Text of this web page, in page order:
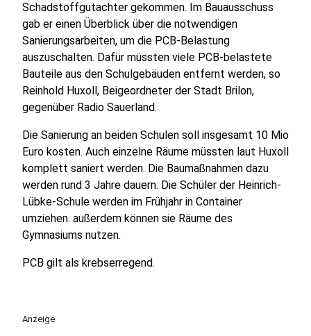
Schadstoffgutachter gekommen. Im Bauausschuss
gab er einen Überblick über die notwendigen
Sanierungsarbeiten, um die PCB-Belastung
auszuschalten. Dafür müssten viele PCB-belastete
Bauteile aus den Schulgebäuden entfernt werden, so
Reinhold Huxoll, Beigeordneter der Stadt Brilon,
gegenüber Radio Sauerland.
Die Sanierung an beiden Schulen soll insgesamt 10 Mio
Euro kosten. Auch einzelne Räume müssten laut Huxoll
komplett saniert werden. Die Baumaßnahmen dazu
werden rund 3 Jahre dauern. Die Schüler der Heinrich-
Lübke-Schule werden im Frühjahr in Container
umziehen. außerdem können sie Räume des
Gymnasiums nutzen.
PCB gilt als krebserregend.
Anzeige